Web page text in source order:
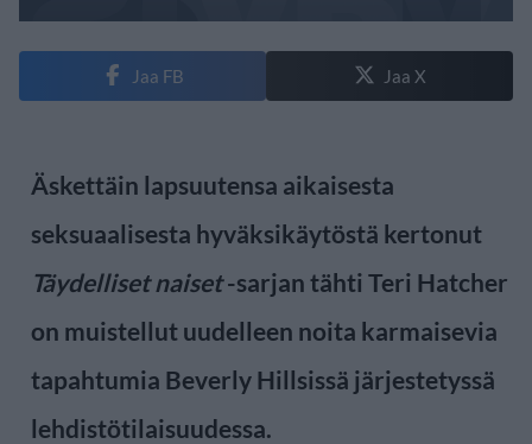
Jaa FB Jaa X
Äskettäin lapsuutensa aikaisesta
seksuaalisesta hyväksikäytöstä kertonut
Täydelliset naiset-sarjan tähti Teri Hatcher
on muistellut uudelleen noita karmaisevia
tapahtumia Beverly Hillsissä järjestetyssä
lehdistötilaisuudessa.